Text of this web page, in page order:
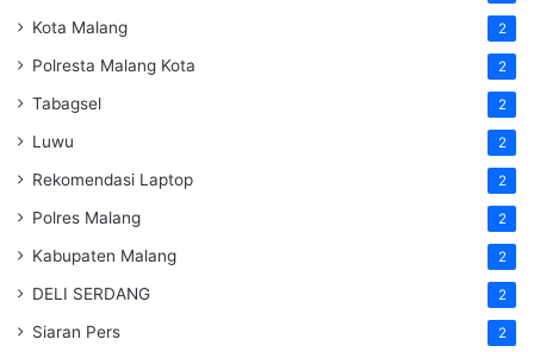
Kota Malang 2
Polresta Malang Kota 2
Tabagsel 2
Luwu 2
Rekomendasi Laptop 2
Polres Malang 2
Kabupaten Malang 2
DELI SERDANG 2
Siaran Pers 2